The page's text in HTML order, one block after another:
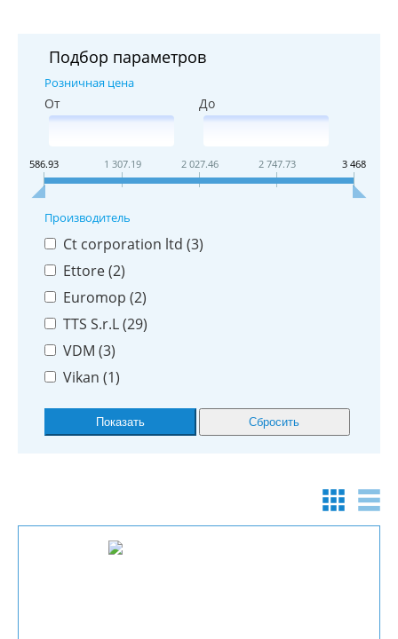
Подбор параметров
Розничная цена
От До
586.93 1 307.19 2 027.46 2 747.73 3 468
Производитель
Ct corporation ltd (3)
Ettore (2)
Euromop (2)
TTS S.r.L (29)
VDM (3)
Vikan (1)